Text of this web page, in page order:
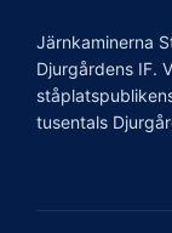
Järnkaminerna
Djurgårdens IF.
tusentals